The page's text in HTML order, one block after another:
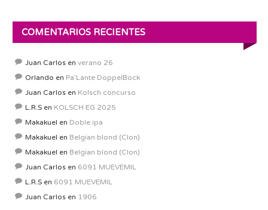
COMENTARIOS RECIENTES
Juan Carlos en verano 26
Orlando en Pa’Lante DoppelBock
Juan Carlos en Kolsch concurso
L.R.S en KOLSCH EG 2025
Makakuel en Doble ipa
Makakuel en Belgian blond (Clon)
Makakuel en Belgian blond (Clon)
Juan Carlos en 6091 MUEVEMIL
L.R.S en 6091 MUEVEMIL
Juan Carlos en 1906